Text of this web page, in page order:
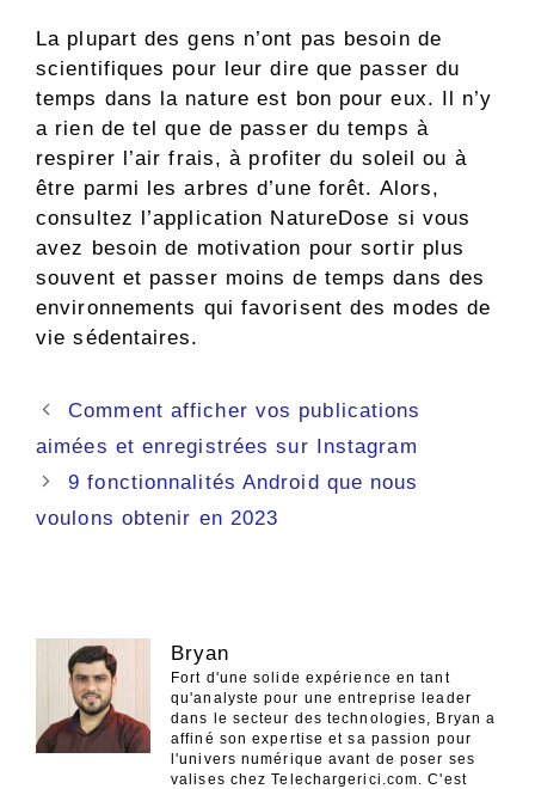
La plupart des gens n’ont pas besoin de
scientifiques pour leur dire que passer du
temps dans la nature est bon pour eux. Il n’y
a rien de tel que de passer du temps à
respirer l’air frais, à profiter du soleil ou à
être parmi les arbres d’une forêt. Alors,
consultez l’application NatureDose si vous
avez besoin de motivation pour sortir plus
souvent et passer moins de temps dans des
environnements qui favorisent des modes de
vie sédentaires.
Navigation
des
Comment afficher vos publications
aimées et enregistrées sur Instagram
9 fonctionnalités Android que nous
voulons obtenir en 2023
Bryan
Fort d'une solide expérience en tant
qu'analyste pour une entreprise leader
dans le secteur des technologies, Bryan a
affiné son expertise et sa passion pour
l'univers numérique avant de poser ses
valises chez Telechargerici.com. C'est